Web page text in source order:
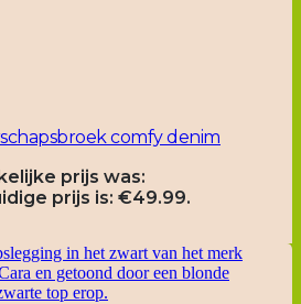
comfy denim
prijs was:
prijs is: €49.99.